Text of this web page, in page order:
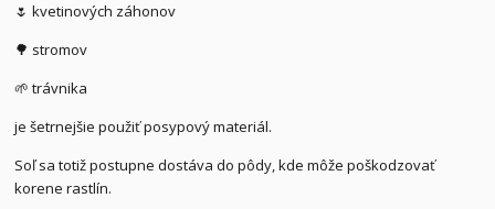
🌷 kvetinových záhonov
🌳 stromov
🌱 trávnika
je šetrnejšie použiť posypový materiál.
Soľ sa totiž postupne dostáva do pôdy, kde môže poškodzovať
korene rastlín.